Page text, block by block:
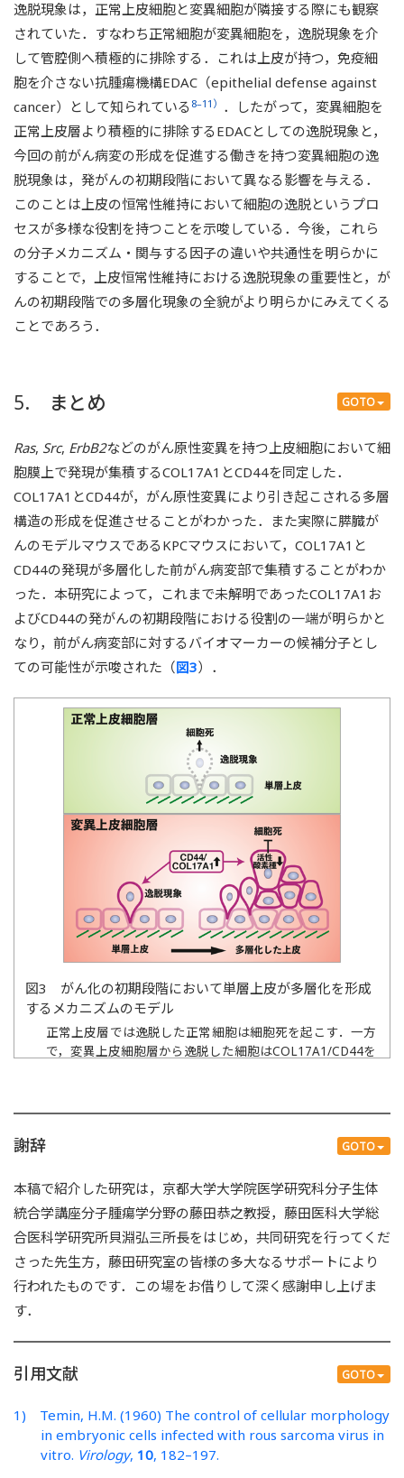
逸脱現象は，正常上皮細胞と変異細胞が隣接する際にも観察
されていた．すなわち正常細胞が変異細胞を，逸脱現象を介
して管腔側へ積極的に排除する．これは上皮が持つ，免疫細
胞を介さない抗腫瘍機構EDAC（epithelial defense against
cancer）として知られている 8–11） ．したがって，変異細胞を
正常上皮層より積極的に排除するEDACとしての逸脱現象と，
今回の前がん病変の形成を促進する働きを持つ変異細胞の逸
脱現象は，発がんの初期段階において異なる影響を与える．
このことは上皮の恒常性維持において細胞の逸脱というプロ
セスが多様な役割を持つことを示唆している．今後，これら
の分子メカニズム・関与する因子の違いや共通性を明らかに
することで，上皮恒常性維持における逸脱現象の重要性と，が
んの初期段階での多層化現象の全貌がより明らかにみえてくる
ことであろう．
GOTO
5. まとめ
Ras, Src, ErbB2などのがん原性変異を持つ上皮細胞において細
胞膜上で発現が集積するCOL17A1とCD44を同定した．
COL17A1とCD44が，がん原性変異により引き起こされる多層
構造の形成を促進させることがわかった．また実際に膵臓が
んのモデルマウスであるKPCマウスにおいて，COL17A1と
CD44の発現が多層化した前がん病変部で集積することがわか
った．本研究によって，これまで未解明であったCOL17A1お
よびCD44の発がんの初期段階における役割の一端が明らかと
なり，前がん病変部に対するバイオマーカーの候補分子とし
ての可能性が示唆された（図3）．
図3 がん化の初期段階において単層上皮が多層化を形成
するメカニズムのモデル
正常上皮層では逸脱した正常細胞は細胞死を起こす．一方
で，変異上皮細胞層から逸脱した細胞はCOL17A1/CD44を
GOTO
謝辞
本稿で紹介した研究は，京都大学大学院医学研究科分子生体
統合学講座分子腫瘍学分野の藤田恭之教授，藤田医科大学総
合医科学研究所貝淵弘三所長をはじめ，共同研究を行ってくだ
さった先生方，藤田研究室の皆様の多大なるサポートにより
行われたものです．この場をお借りして深く感謝申し上げま
す．
GOTO
引用文献
1) Temin, H.M. (1960) The control of cellular morphology
in embryonic cells infected with rous sarcoma virus in
vitro. Virology, 10, 182–197.